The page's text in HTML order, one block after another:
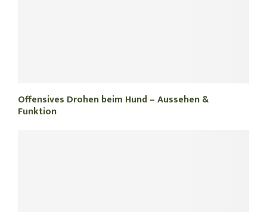
Offensives Drohen beim Hund – Aussehen &
Funktion